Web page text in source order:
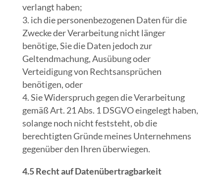
verlangt haben;
ich die personenbezogenen Daten für die
Zwecke der Verarbeitung nicht länger
benötige, Sie die Daten jedoch zur
Geltendmachung, Ausübung oder
Verteidigung von Rechtsansprüchen
benötigen, oder
Sie Widerspruch gegen die Verarbeitung
gemäß Art. 21 Abs. 1 DSGVO eingelegt haben,
solange noch nicht feststeht, ob die
berechtigten Gründe meines Unternehmens
gegenüber den Ihren überwiegen.
4.5 Recht auf Datenübertragbarkeit